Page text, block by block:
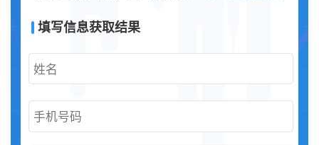
填写信息获取结果